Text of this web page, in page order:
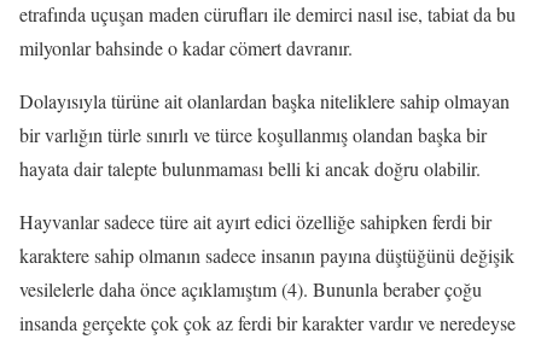
etrafında uçuşan maden cürufları ile demirci nasıl ise, tabiat da bu
milyonlar bahsinde o kadar cömert davranır.
Dolayısıyla türüne ait olanlardan başka niteliklere sahip olmayan
bir varlığın türle sınırlı ve türce koşullanmış olandan başka bir
hayata dair talepte bulunmaması belli ki ancak doğru olabilir.
Hayvanlar sadece türe ait ayırt edici özelliğe sahipken ferdi bir
karaktere sahip olmanın sadece insanın payına düştüğünü değişik
vesilelerle daha önce açıklamıştım (4). Bununla beraber çoğu
insanda gerçekte çok çok az ferdi bir karakter vardır ve neredeyse